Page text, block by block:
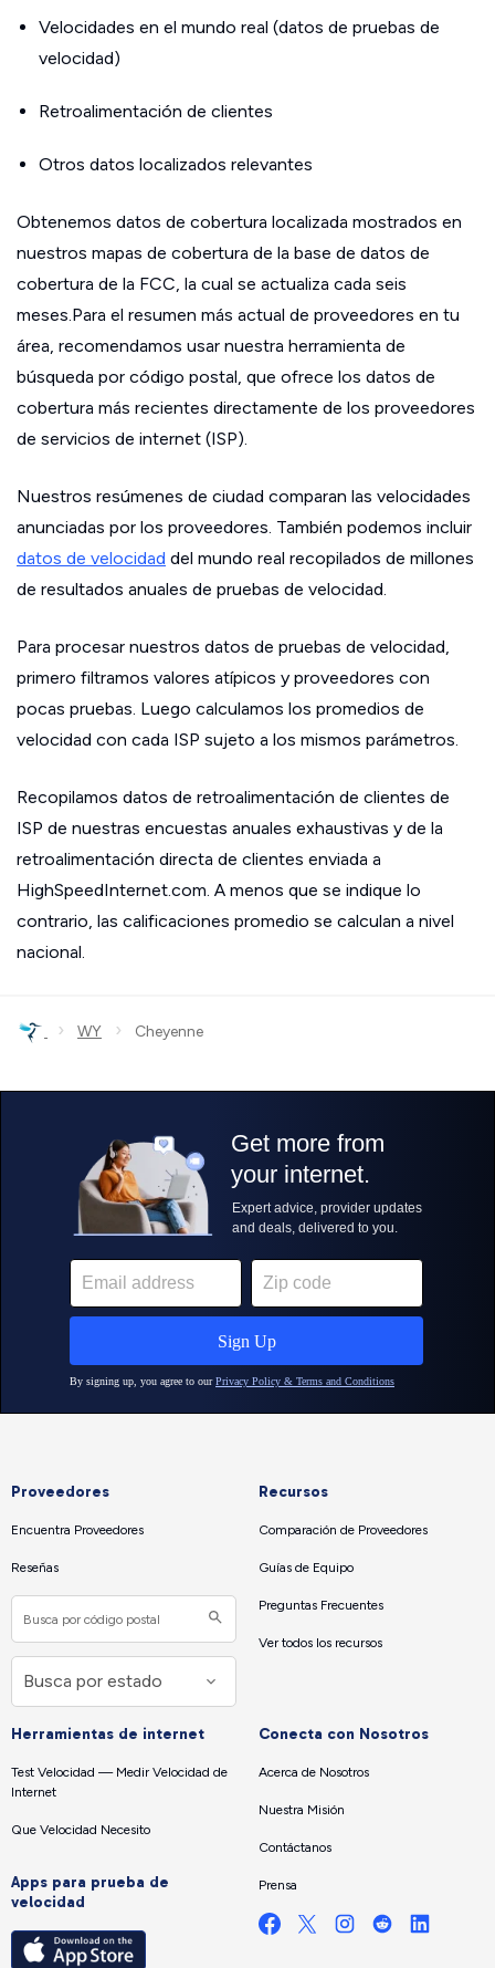
Velocidades en el mundo real (datos de pruebas de
velocidad)
Retroalimentación de clientes
Otros datos localizados relevantes
Obtenemos datos de cobertura localizada mostrados en
nuestros mapas de cobertura de la base de datos de
cobertura de la FCC, la cual se actualiza cada seis
meses.Para el resumen más actual de proveedores en tu
área, recomendamos usar nuestra herramienta de
búsqueda por código postal, que ofrece los datos de
cobertura más recientes directamente de los proveedores
de servicios de internet (ISP).
Nuestros resúmenes de ciudad comparan las velocidades
anunciadas por los proveedores. También podemos incluir
datos de velocidad del mundo real recopilados de millones
de resultados anuales de pruebas de velocidad.
Para procesar nuestros datos de pruebas de velocidad,
primero filtramos valores atípicos y proveedores con
pocas pruebas. Luego calculamos los promedios de
velocidad con cada ISP sujeto a los mismos parámetros.
Recopilamos datos de retroalimentación de clientes de
ISP de nuestras encuestas anuales exhaustivas y de la
retroalimentación directa de clientes enviada a
HighSpeedInternet.com. A menos que se indique lo
contrario, las calificaciones promedio se calculan a nivel
nacional.
› WY › Cheyenne
Proveedores
Encuentra Proveedores
Reseñas
Recursos
Comparación de Proveedores
Guías de Equipo
Preguntas Frecuentes
Ver todos los recursos
Herramientas de internet
Test Velocidad — Medir Velocidad de
Internet
Que Velocidad Necesito
Apps para prueba de
velocidad
Conecta con Nosotros
Acerca de Nosotros
Nuestra Misión
Contáctanos
Prensa